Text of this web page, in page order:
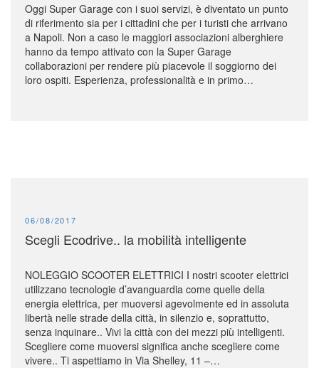
Oggi Super Garage con i suoi servizi, è diventato un punto
di riferimento sia per i cittadini che per i turisti che arrivano
a Napoli. Non a caso le maggiori associazioni alberghiere
hanno da tempo attivato con la Super Garage
collaborazioni per rendere più piacevole il soggiorno dei
loro ospiti. Esperienza, professionalità e in primo…
PUBLISHED:
06/08/2017
Scegli Ecodrive.. la mobilità intelligente
NOLEGGIO SCOOTER ELETTRICI I nostri scooter elettrici
utilizzano tecnologie d’avanguardia come quelle della
energia elettrica, per muoversi agevolmente ed in assoluta
libertà nelle strade della città, in silenzio e, soprattutto,
senza inquinare.. Vivi la città con dei mezzi più intelligenti.
Scegliere come muoversi significa anche scegliere come
vivere.. Ti aspettiamo in Via Shelley, 11 –…